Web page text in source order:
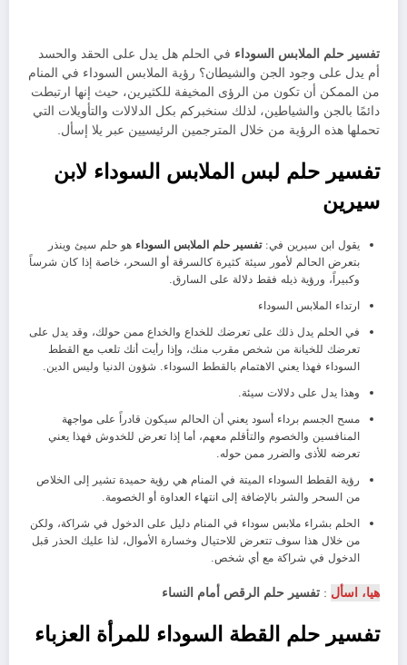
تفسير حلم الملابس السوداء في الحلم هل يدل على الحقد والحسد
أم يدل على وجود الجن والشيطان؟ رؤية الملابس السوداء في المنام
من الممكن أن تكون من الرؤى المخيفة للكثيرين، حيث إنها ارتبطت
دائمًا بالجن والشياطين، لذلك سنخبركم بكل الدلالات والتأويلات التي
تحملها هذه الرؤية من خلال المترجمين الرئيسيين عبر يلا إسأل.
تفسير حلم لبس الملابس السوداء لابن
سيرين
يقول ابن سيرين في: تفسير حلم الملابس السوداء هو حلم سيئ وينذر
بتعرض الحالم لأمور سيئة كثيرة كالسرقة أو السحر، خاصة إذا كان شرساً
وكبيراً، ورؤية ذيله فقط دلالة على السارق.
ارتداء الملابس السوداء
في الحلم يدل ذلك على تعرضك للخداع والخداع ممن حولك، وقد يدل على
تعرضك للخيانة من شخص مقرب منك، وإذا رأيت أنك تلعب مع القطط
السوداء فهذا يعني الاهتمام بالقطط السوداء. شؤون الدنيا وليس الدين.
وهذا يدل على دلالات سيئة.
مسح الجسم برداء أسود يعني أن الحالم سيكون قادراً على مواجهة
المنافسين والخصوم والتأقلم معهم، أما إذا تعرض للخدوش فهذا يعني
تعرضه للأذى والضرر ممن حوله.
رؤية القطط السوداء الميتة في المنام هي رؤية حميدة تشير إلى الخلاص
من السحر والشر بالإضافة إلى انتهاء العداوة أو الخصومة.
الحلم بشراء ملابس سوداء في المنام دليل على الدخول في شراكة، ولكن
من خلال هذا سوف تتعرض للاحتيال وخسارة الأموال، لذا عليك الحذر قبل
الدخول في شراكة مع أي شخص.
هيا، اسأل : تفسير حلم الرقص أمام النساء
تفسير حلم القطة السوداء للمرأة العزباء